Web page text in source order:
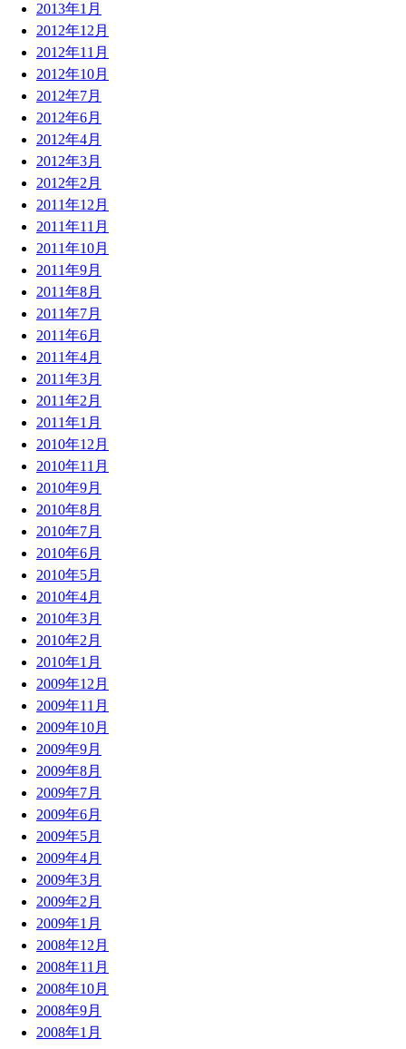
2013年1月
2012年12月
2012年11月
2012年10月
2012年7月
2012年6月
2012年4月
2012年3月
2012年2月
2011年12月
2011年11月
2011年10月
2011年9月
2011年8月
2011年7月
2011年6月
2011年4月
2011年3月
2011年2月
2011年1月
2010年12月
2010年11月
2010年9月
2010年8月
2010年7月
2010年6月
2010年5月
2010年4月
2010年3月
2010年2月
2010年1月
2009年12月
2009年11月
2009年10月
2009年9月
2009年8月
2009年7月
2009年6月
2009年5月
2009年4月
2009年3月
2009年2月
2009年1月
2008年12月
2008年11月
2008年10月
2008年9月
2008年1月